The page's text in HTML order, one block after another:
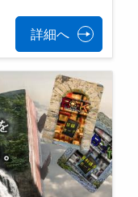
詳細へ